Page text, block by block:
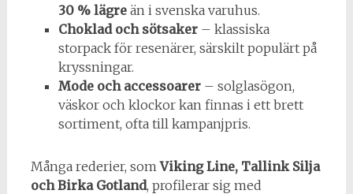
30 % lägreän i svenska varuhus.
Choklad och sötsaker– klassiska
storpack för resenärer, särskilt populärt på
kryssningar.
Mode och accessoarer– solglasögon,
väskor och klockor kan finnas i ett brett
sortiment, ofta till kampanjpris.
Många rederier, somViking Line, Tallink Silja
och Birka Gotland, profilerar sig med